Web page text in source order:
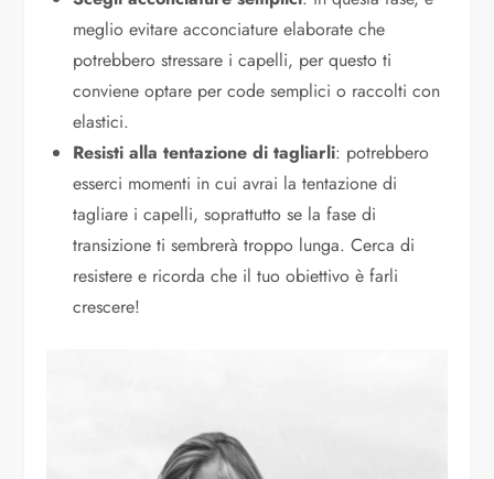
meglio evitare acconciature elaborate che
potrebbero stressare i capelli, per questo ti
conviene optare per code semplici o raccolti con
elastici.
Resisti alla tentazione di tagliarli: potrebbero
esserci momenti in cui avrai la tentazione di
tagliare i capelli, soprattutto se la fase di
transizione ti sembrerà troppo lunga. Cerca di
resistere e ricorda che il tuo obiettivo è farli
crescere!